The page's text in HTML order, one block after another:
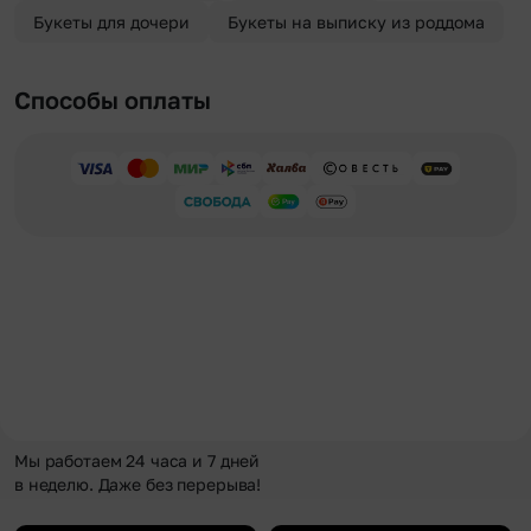
Букеты для дочери Букеты на выписку из роддома
Способы оплаты
Мы работаем 24 часа и 7 дней
в неделю. Даже без перерыва!